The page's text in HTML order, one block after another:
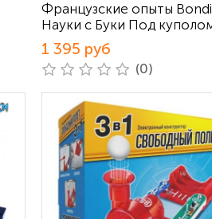
Французские опыты
Науки с Буки Под
1 395 руб
(0)